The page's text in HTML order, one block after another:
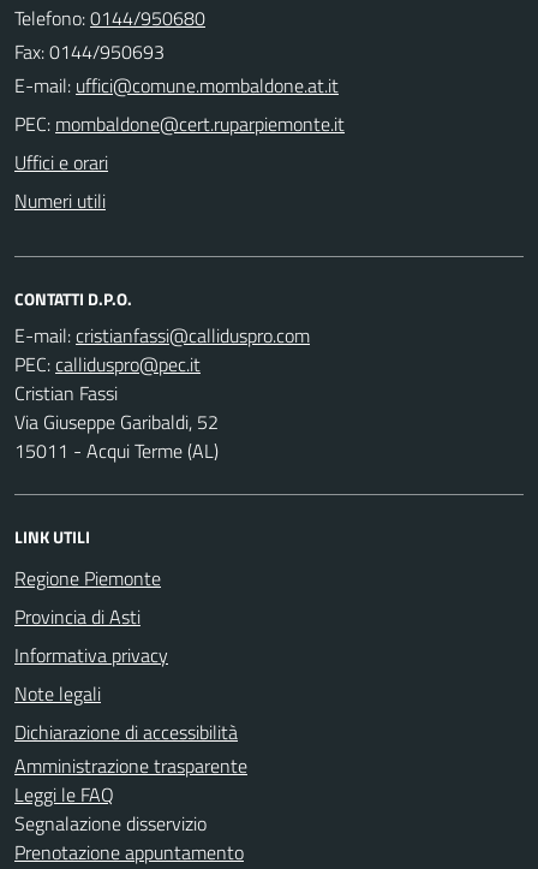
Telefono:0144/950680
Fax: 0144/950693
E-mail:
PEC:
Uffici e orari
Numeri utili
CONTATTI D.P.O.
E-mail:
PEC:
Cristian Fassi
Via Giuseppe Garibaldi, 52
15011 - Acqui Terme (AL)
LINK UTILI
Regione Piemonte
Provincia di Asti
Informativa privacy
Note legali
Dichiarazione di accessibilità
Amministrazione trasparente
Leggi le FAQ
Segnalazione disservizio
Prenotazione appuntamento